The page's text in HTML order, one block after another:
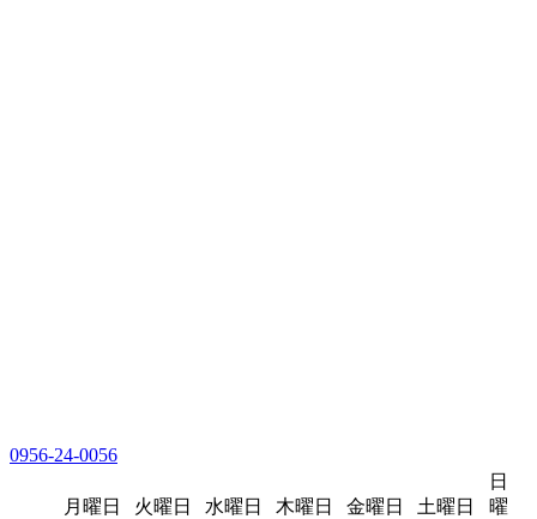
0956-24-0056
月曜日 火曜日 水曜日 木曜日 金曜日 土曜日
日
曜